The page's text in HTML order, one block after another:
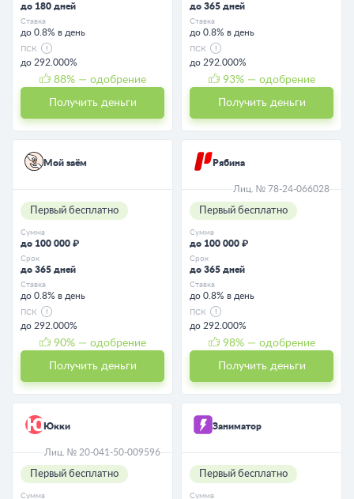
до 180 дней
Ставка
до 0.8% в день
ПСК
до 292.000%
88% — одобрение
Получить деньги
до 365 дней
Ставка
до 0.8% в день
ПСК
до 292.000%
93% — одобрение
Получить деньги
Мой заём
Первый бесплатно
Сумма
до 100 000 ₽
Срок
до 365 дней
Ставка
до 0.8% в день
ПСК
до 292.000%
90% — одобрение
Получить деньги
Рябина
Лиц. № 78-24-066028
Первый бесплатно
Сумма
до 100 000 ₽
Срок
до 365 дней
Ставка
до 0.8% в день
ПСК
до 292.000%
98% — одобрение
Получить деньги
Юкки
Лиц. № 20-041-50-009596
Первый бесплатно
Сумма
Заниматор
Первый бесплатно
Сумма